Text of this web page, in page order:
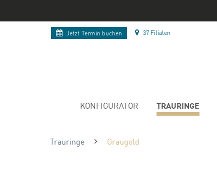
Jetzt Termin buchen 37 Filialen
KONFIGURATOR TRAURINGE
Trauringe Graugold